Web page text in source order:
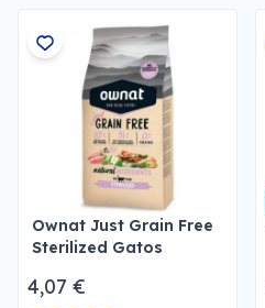
Ownat Just Grain Free
Sterilized Gatos
4,07 €